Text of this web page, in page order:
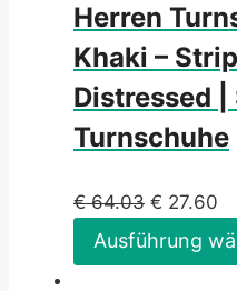
Herren
Khaki –
Distressed |
Turnschuhe
€64.03 € 27.60
Ausführung